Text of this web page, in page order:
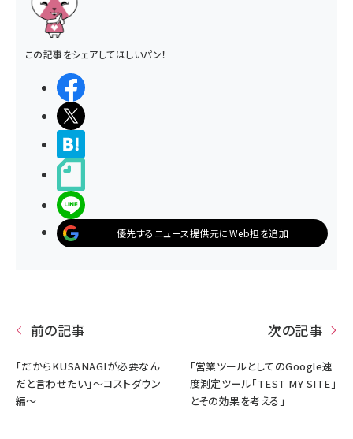
この記事をシェアしてほしいパン！
優先するニュース提供元にWeb担を追加
前の記事
「だからKUSANAGIが必要なん
だと言わせたい」～コストダウン
編～
次の記事
「営業ツールとしてのGoogle速
度測定ツール「TEST MY SITE」
とその効果を考える」